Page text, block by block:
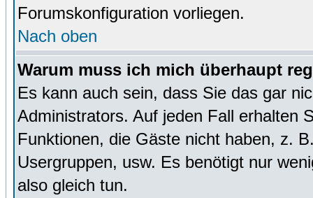
Forumskonfiguration vorliegen.
Nach oben
Warum muss ich mich überhaupt
Es kann auch sein, dass Sie das gar
Administrators. Auf jeden Fall erhalten
Funktionen, die Gäste nicht haben, z.
Usergruppen, usw. Es benötigt nur
also gleich tun.